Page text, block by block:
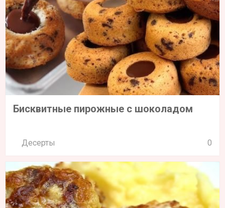
Бисквитные пирожные с шоколадом
Десерты 0